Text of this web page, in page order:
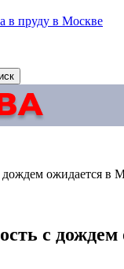
в пруду в Москве
дождем ожидается в
с